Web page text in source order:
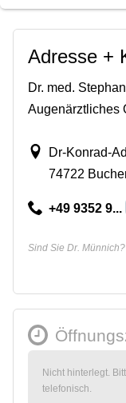
Adresse +
Dr. med.
Augenärztliches
Dr-Konrad-
74722
+49 9352 9...
Sind Sie Dr. Münnich?
Nicht hinterlegt.
telefonisch.